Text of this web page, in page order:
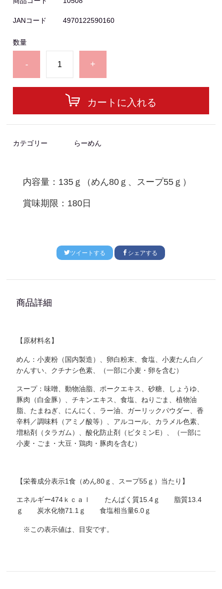
JANコード 4970122590160
数量
- +
カートに入れる
カテゴリー らーめん
内容量：135ｇ（めん80ｇ、スープ55ｇ）
賞味期限：180日
ツイートする シェアする
商品詳細
【原材料名】
めん：小麦粉（国内製造）、卵白粉末、食塩、小麦たん白／
かんすい、クチナシ色素、（一部に小麦・卵を含む）
スープ：味噌、動物油脂、ポークエキス、砂糖、しょうゆ、
豚肉（白金豚）、チキンエキス、食塩、ねりごま、植物油
脂、たまねぎ、にんにく、ラー油、ガーリックパウダー、香
辛料／調味料（アミノ酸等）、アルコール、カラメル色素、
増粘剤（タラガム）、酸化防止剤（ビタミンE）、（一部に
小麦・ごま・大豆・鶏肉・豚肉を含む）
【栄養成分表示1食（めん80ｇ、スープ55ｇ）当たり】
エネルギー474ｋｃａｌ たんぱく質15.4ｇ 脂質13.4
ｇ 炭水化物71.1ｇ 食塩相当量6.0ｇ
※この表示値は、目安です。